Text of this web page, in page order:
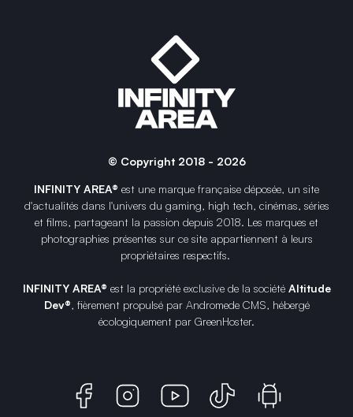
© Copyright 2018 - 2026
INFINITY AREA® est une marque française déposée, un site
d'actualités dans l'univers du gaming, high tech, cinémas, séries
et films, partageant la passion depuis 2018. Les marques et
photographies présentes sur ce site appartiennent à leurs
propriétaires respectifs.
INFINITY AREA® est la propriété exclusive de la société Altitude
Dev®, fièrement propulsé par Andromede CMS, hébergé
écologiquement par GreenHoster.